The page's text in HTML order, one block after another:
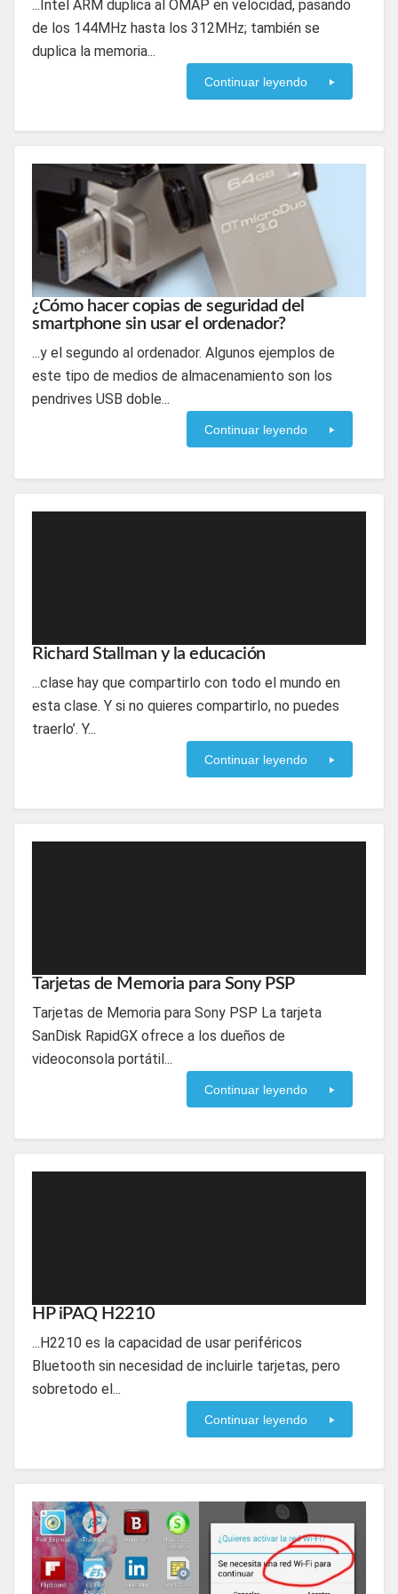
...Intel ARM duplica al OMAP en velocidad, pasando
de los 144MHz hasta los 312MHz; también se
duplica la memoria...
Continuar leyendo
¿Cómo hacer copias de seguridad del
smartphone sin usar el ordenador?
...y el segundo al ordenador. Algunos ejemplos de
este tipo de medios de almacenamiento son los
pendrives USB doble...
Continuar leyendo
Richard Stallman y la educación
...clase hay que compartirlo con todo el mundo en
esta clase. Y si no quieres compartirlo, no puedes
traerlo’. Y...
Continuar leyendo
Tarjetas de Memoria para Sony PSP
Tarjetas de Memoria para Sony PSP La tarjeta
SanDisk RapidGX ofrece a los dueños de
videoconsola portátil...
Continuar leyendo
HP iPAQ H2210
...H2210 es la capacidad de usar periféricos
Bluetooth sin necesidad de incluirle tarjetas, pero
sobretodo el...
Continuar leyendo